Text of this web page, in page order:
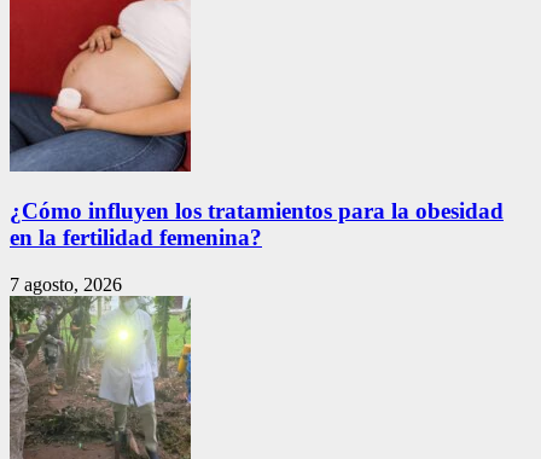
¿Cómo influyen los tratamientos para la obesidad
en la fertilidad femenina?
7 agosto, 2026